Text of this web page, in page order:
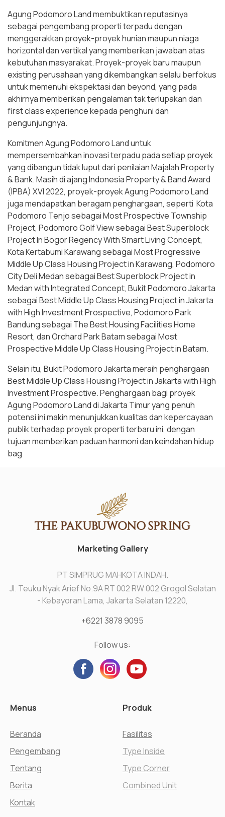
Agung Podomoro Land membuktikan reputasinya
sebagai pengembang properti terpadu dengan
menggerakkan proyek-proyek hunian maupun niaga
horizontal dan vertikal yang memberikan jawaban atas
kebutuhan masyarakat. Proyek-proyek baru maupun
existing perusahaan yang dikembangkan selalu berfokus
untuk memenuhi ekspektasi dan beyond, yang pada
akhirnya memberikan pengalaman tak terlupakan dan
first class experience kepada penghuni dan
pengunjungnya.
Komitmen Agung Podomoro Land untuk
mempersembahkan inovasi terpadu pada setiap proyek
yang dibangun tidak luput dari penilaian Majalah Property
& Bank. Masih di ajang Indonesia Property & Band Award
(IPBA) XVI 2022, proyek-proyek Agung Podomoro Land
juga mendapatkan beragam penghargaan, seperti Kota
Podomoro Tenjo sebagai Most Prospective Township
Project, Podomoro Golf View sebagai Best Superblock
Project In Bogor Regency With Smart Living Concept,
Kota Kertabumi Karawang sebagai Most Progressive
Middle Up Class Housing Project in Karawang, Podomoro
City Deli Medan sebagai Best Superblock Project in
Medan with Integrated Concept, Bukit Podomoro Jakarta
sebagai Best Middle Up Class Housing Project in Jakarta
with High Investment Prospective, Podomoro Park
Bandung sebagai The Best Housing Facilities Home
Resort, dan Orchard Park Batam sebagai Most
Prospective Middle Up Class Housing Project in Batam.
Selain itu, Bukit Podomoro Jakarta meraih penghargaan
Best Middle Up Class Housing Project in Jakarta with High
Investment Prospective. Penghargaan bagi proyek
Agung Podomoro Land di Jakarta Timur yang penuh
potensi ini makin menunjukkan kualitas dan kepercayaan
publik terhadap proyek properti terbaru ini, dengan
tujuan memberikan paduan harmoni dan keindahan hidup
bag
Marketing Gallery
PT SIMPRUG MAHKOTA INDAH.
Jl. Teuku Nyak Arief No.9A RT 002 RW 002 Grogol Selatan
- Kebayoran Lama, Jakarta Selatan 12220,
+6221 3878 9095
Follow us:
Menus
Beranda
Pengembang
Tentang
Berita
Kontak
Produk
Fasilitas
Type Inside
Type Corner
Combined Unit